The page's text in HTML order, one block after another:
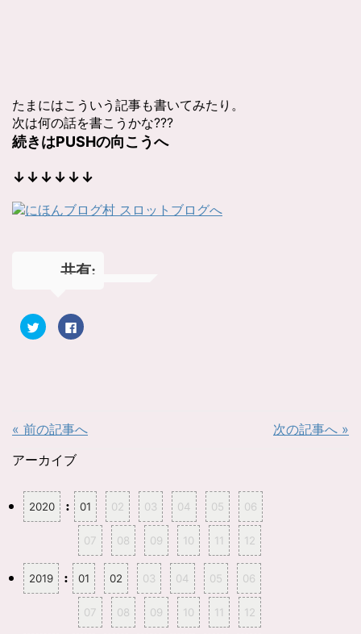
たまにはこういう記事も書いてみたり。
次は何の話を書こうかな???
続きはPUSHの向こうへ
↓↓↓↓↓↓
共有:
ク
リ
e
共
有
新
い
で
開
き
ま
F
a
す
ッ
し
く
だ
さ
い
(
新
し
い
ウ
ィ
ン
« 前の記事へ 次の記事へ »
アーカイブ
2020 : 01 02 03 04 05 06
07 08 09 10 11 12
2019 : 01 02 03 04 05 06
07 08 09 10 11 12